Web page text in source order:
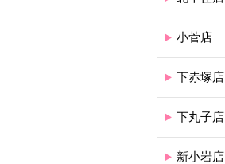
小菅店
下赤塚店
下丸子店
新小岩店